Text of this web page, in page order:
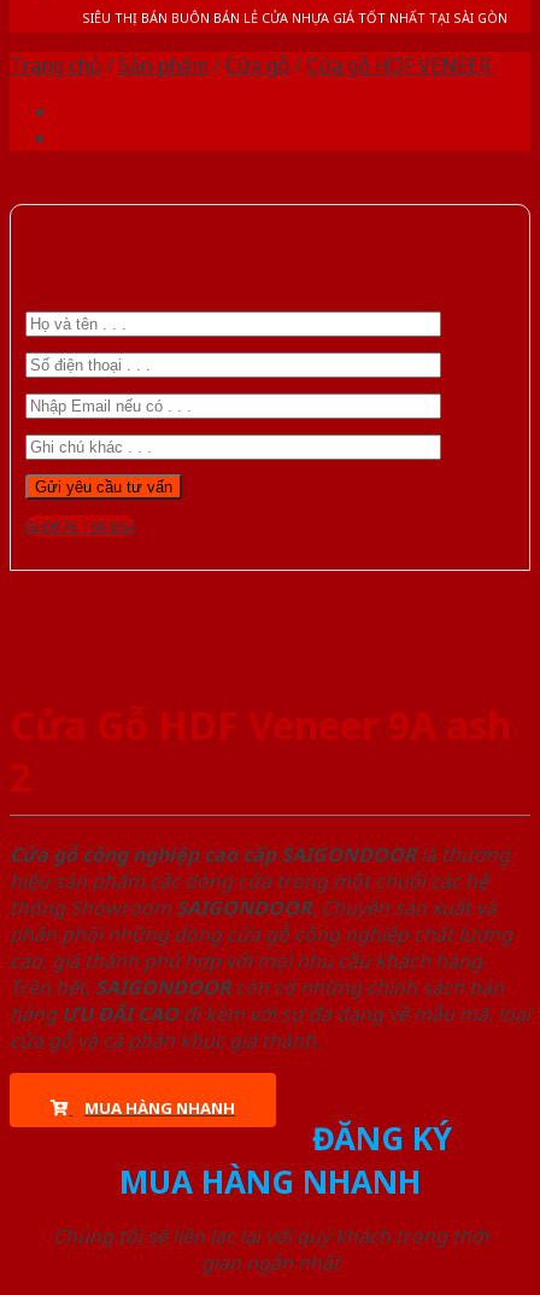
SIÊU THỊ BÁN BUÔN BÁN LẺ CỬA NHỰA GIÁ TỐT NHẤT TẠI SÀI GÒN
Trang chủ /Sản phẩm /Cửa gỗ /Cửa gỗ HDF VENEER
Gọi 0976.169.864
Cửa Gỗ HDF Veneer 9A ash
2
Cửa gỗ công nghiệp cao cấp SAIGONDOORlà thương
hiệu sản phẩm các dòng cửa trong một chuỗi các hệ
thống Showroom SAIGONDOOR. Chuyên sản xuất và
phân phối những dòng cửa gỗ công nghiệp chất lượng
cao, giá thành phù hợp với mọi nhu cầu khách hàng.
Trên hết, SAIGONDOORcòn có những chính sách bán
hàng ƯU ĐÃI CAOđi kèm với sự đa dạng về mẫu mã, loại
cửa gỗ và cả phân khúc giá thành.
MUA HÀNG NHANH
ĐĂNG KÝ
MUA HÀNG NHANH
Chúng tôi sẽ liên lạc lại với quý khách trong thời
gian ngắn nhất